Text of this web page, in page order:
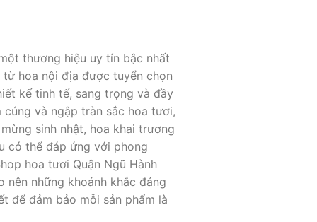
thương hiệu uy tín bậc nhất
hoa nội địa được tuyển chọn
kế tinh tế, sang trọng và đầy
và ngập tràn sắc hoa tươi,
sinh nhật, hoa khai trương
có thể đáp ứng với phong
hoa tươi Quận Ngũ Hành
những khoảnh khắc đáng
để đảm bảo mỗi sản phẩm là